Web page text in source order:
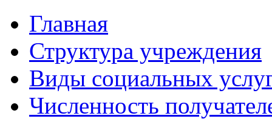
Главная
Структура учреждения
Виды социальных
Численность